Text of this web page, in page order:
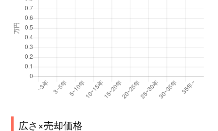
広さ×売却価格